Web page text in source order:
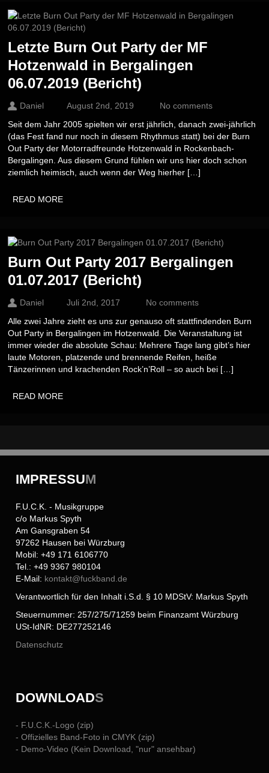
Letzte Burn Out Party der MF
Hotzenwald in Bergalingen
06.07.2019 (Bericht)
Daniel August 2nd, 2019
No comments
Seit dem Jahr 2005 spielten wir erst jährlich, danach zwei-jährlich
(das Fest fand nur noch in diesem Rhythmus statt) bei der Burn
Out Party der Motorradfreunde Hotzenwald in Rockenbach-
Bergalingen. Aus diesem Grund fühlen wir uns hier doch schon
ziemlich heimisch, auch wenn der Weg hierher […]
READ MORE
Burn Out Party 2017 Bergalingen
01.07.2017 (Bericht)
Daniel Juli 2nd, 2017
No comments
Alle zwei Jahre zieht es uns zur genauso oft stattfindenden Burn
Out Party in Bergalingen im Hotzenwald. Die Veranstaltung ist
immer wieder die absolute Schau: Mehrere Tage lang gibt’s hier
laute Motoren, platzende und brennende Reifen, heiße
Tänzerinnen und krachenden Rock’n’Roll – so auch bei […]
READ MORE
IMPRESSUM
F.U.C.K. - Musikgruppe
c/o Markus Spyth
Am Gansgraben 54
97262 Hausen bei Würzburg
Mobil: +49 171 6106770
Tel.: +49 9367 980104
E-Mail: kontakt@fuckband.de
Verantwortlich für den Inhalt i.S.d. § 10 MDStV: Markus Spyth
Steuernummer: 257/275/71259 beim Finanzamt Würzburg
USt-IdNR: DE277252146
Datenschutz
DOWNLOADS
- F.U.C.K.-Logo (zip)
- Offizielles Band-Foto in CMYK (zip)
- Demo-Video (Kein Download, "nur" ansehbar)